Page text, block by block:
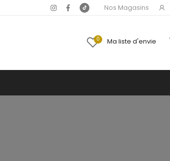
Nos Magasins
0 Ma liste d'envie